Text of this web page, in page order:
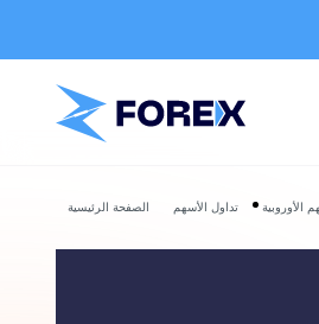
الصفحة الرئيسية تداول الأسهم الأوروبية